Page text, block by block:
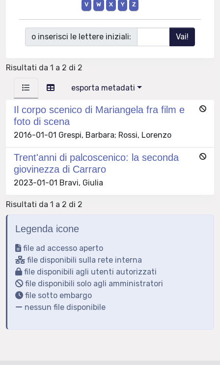
V
W X Y Z
o inserisci le lettere iniziali:
Risultati da 1 a 2 di 2
esporta metadati
Il corpo scenico di Mariangela fra film e
foto di scena
2016-01-01 Grespi, Barbara; Rossi, Lorenzo
Trent'anni di palcoscenico: la seconda
giovinezza di Carraro
2023-01-01 Bravi, Giulia
Risultati da 1 a 2 di 2
Legenda icone
file ad accesso aperto
file disponibili sulla rete interna
file disponibili agli utenti autorizzati
file disponibili solo agli amministratori
file sotto embargo
nessun file disponibile